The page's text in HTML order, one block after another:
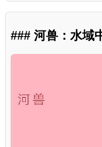
### 河兽：水域